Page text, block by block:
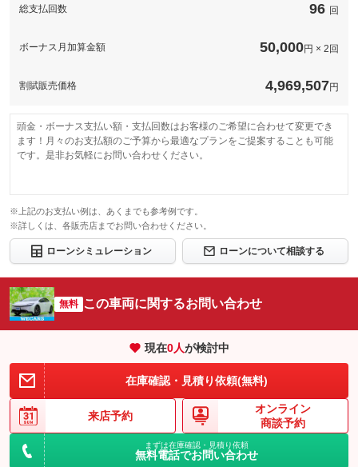
総支払回数 96 回
ボーナス月加算金額 50,000円 × 2回
割賦販売価格 4,969,507円
頭金・ボーナス支払い額・支払回数はお客様のご希望に合わせて変更でき
ます！月々のお支払額のご予算から最適なプランをご提案することも可能
です。是非お気軽にお問い合わせください。
※上記のお支払い例は、あくまでも参考例です。
※詳しくは、各販売店までお問い合わせください。
ローンシミュレーション ローンについて相談する
無料 この車両に関するお問い合わせ
現在0人が検討中
在庫確認・見積り依頼(無料)
来店予約
オンライン
商談予約
まずは在庫確認・見積り依頼
無料電話でお問い合わせ